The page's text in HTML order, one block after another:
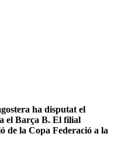
ha disputat el
el Barça B. El filial
de la Copa Federació a la